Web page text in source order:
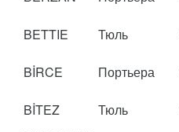
BETTIE
Тюль
BİRCE
Портьера
BİTEZ
Тюль